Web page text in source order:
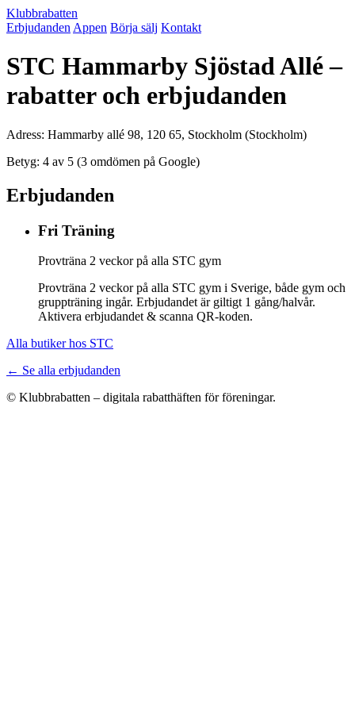
Klubbrabatten
Erbjudanden Appen Börja sälj Kontakt
STC Hammarby Sjöstad Allé –
rabatter och erbjudanden
Adress: Hammarby allé 98, 120 65, Stockholm (Stockholm)
Betyg: 4 av 5 (3 omdömen på Google)
Erbjudanden
Fri Träning
Provträna 2 veckor på alla STC gym
Provträna 2 veckor på alla STC gym i Sverige, både gym och
gruppträning ingår. Erbjudandet är giltigt 1 gång/halvår.
Aktivera erbjudandet & scanna QR-koden.
Alla butiker hos STC
← Se alla erbjudanden
© Klubbrabatten – digitala rabatthäften för föreningar.